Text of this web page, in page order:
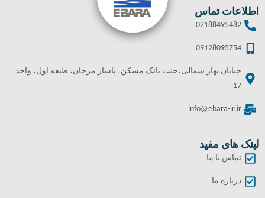
اطلاعات تماس
02188495482
09128095754
خیابان بهار شمالی،جنب بانک مسکن، پاساژ مرجان، طبقه اول، واحد
17
info@ebara-ir.ir
لینک های مفید
تماس با ما
درباره ما